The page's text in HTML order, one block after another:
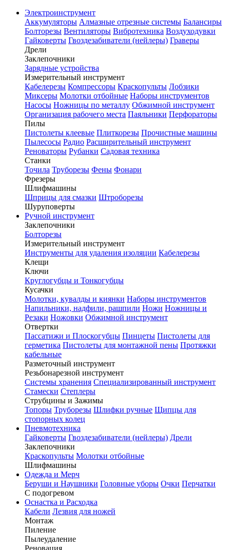
Электроинструмент
Аккумуляторы Алмазные отрезные системы Балансиры
Болторезы Вентиляторы Вибротехника Воздуходувки
Гайковерты Гвоздезабиватели (нейлеры) Граверы
Дрели
Заклепочники
Зарядные устройства
Измерительный инструмент
Кабелерезы Компрессоры Краскопульты Лобзики
Миксеры Молотки отбойные Наборы инструментов
Насосы Ножницы по металлу Обжимной инструмент
Организация рабочего места Паяльники Перфораторы
Пилы
Пистолеты клеевые Плиткорезы Прочистные машины
Пылесосы Радио Расширительный инструмент
Реноваторы Рубанки Садовая техника
Станки
Точила Труборезы Фены Фонари
Фрезеры
Шлифмашины
Шприцы для смазки Штроборезы
Шуруповерты
Ручной инструмент
Заклепочники
Болторезы
Измерительный инструмент
Инструменты для удаления изоляции Кабелерезы
Клещи
Ключи
Круглогубцы и Тонкогубцы
Кусачки
Молотки, кувалды и киянки Наборы инструментов
Напильники, надфили, рашпили Ножи Ножницы и
Резаки Ножовки Обжимной инструмент
Отвертки
Пассатижи и Плоскогубцы Пинцеты Пистолеты для
герметика Пистолеты для монтажной пены Протяжки
кабельные
Разметочный инструмент
Резьбонарезной инструмент
Системы хранения Специализированный инструмент
Стамески Степлеры
Струбцины и Зажимы
Топоры Труборезы Шлифки ручные Щипцы для
стопорных колец
Пневмотехника
Гайковерты Гвоздезабиватели (нейлеры) Дрели
Заклепочники
Краскопульты Молотки отбойные
Шлифмашины
Одежда и Мерч
Беруши и Наушники Головные уборы Очки Перчатки
С подогревом
Оснастка и Расходка
Кабели Лезвия для ножей
Монтаж
Пиление
Пылеудаление
Реновация